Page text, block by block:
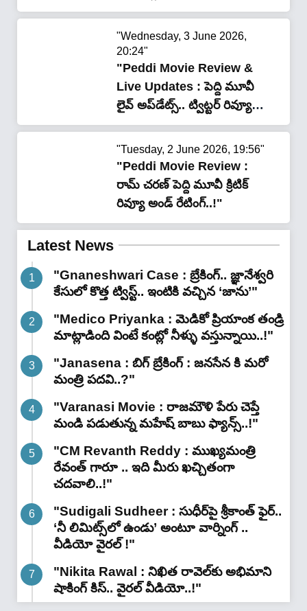
"Wednesday, 3 June 2026,
20:24"
"Peddi Movie Review &
Live Updates : పెద్ది మూవీ
లైవ్ అప్‌డేట్స్‌.. ట్విట్ట‌ర్ రివ్యూ
అండ్ రేటింగ్‌..!"
"Tuesday, 2 June 2026, 19:56"
"Peddi Movie Review :
రామ్ చరణ్ పెద్ది మూవీ క్రిటిక్
రివ్యూ అండ్ రేటింగ్..!"
Latest News
"Gnaneshwari Case : బ్రేకింగ్‌.. జ్ఞానేశ్వరి
కేసులో కొత్త ట్విస్ట్.. ఇంటికి వచ్చిన ‘జాను’"
"Medico Priyanka : మెడికో ప్రియాంక తండ్రి
మాట్లాడింది వింటే కంట్లో నీళ్ళు వస్తున్నాయి..!"
"Janasena : బిగ్ బ్రేకింగ్ : జనసేన కి మరో
మంత్రి పదవి..?"
"Varanasi Movie : రాజమౌళి పేరు చెప్తే
మండి పడుతున్న మహేష్ బాబు ఫ్యాన్స్..!"
"CM Revanth Reddy : ముఖ్యమంత్రి
రేవంత్ గారూ .. ఇది మీరు ఖచ్చితంగా
చదవాలి..!"
"Sudigali Sudheer : సుధీర్‌పై శ్రీకాంత్ ఫైర్..
‘నీ లిమిట్స్‌లో ఉండు’ అంటూ వార్నింగ్ ..
వీడియో వైరల్ !"
"Nikita Rawal : నిఖిత రావెల్‌కు అభిమాని
షాకింగ్ కిస్.. వైరల్ వీడియో..!"